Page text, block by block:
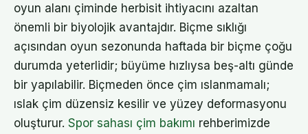
oyun alanı çiminde herbisit ihtiyacını azaltan
önemli bir biyolojik avantajdır. Biçme sıklığı
açısından oyun sezonunda haftada bir biçme çoğu
durumda yeterlidir; büyüme hızlıysa beş-altı günde
bir yapılabilir. Biçmeden önce çim ıslanmamalı;
ıslak çim düzensiz kesilir ve yüzey deformasyonu
oluşturur. Spor sahası çim bakımı rehberimizde